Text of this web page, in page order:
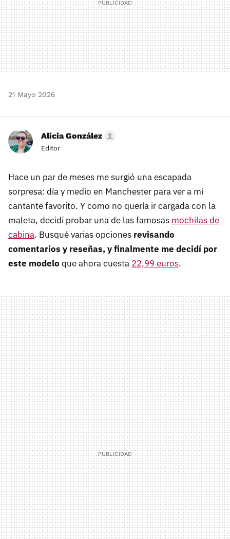
21 Mayo 2026
Alicia González
Editor
Hace un par de meses me surgió una escapada
sorpresa: día y medio en Manchester para ver a mi
cantante favorito. Y como no quería ir cargada con la
maleta, decidí probar una de las famosas mochilas de
cabina. Busqué varias opciones revisando
comentarios y reseñas, y finalmente me decidí por
este modelo que ahora cuesta 22,99 euros.